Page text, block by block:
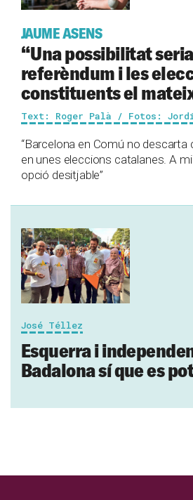
JAUME ASENS
“Una possibilitat
referèndum i les
constituents el
Text: Roger Palà / Fotos:
“Barcelona en Comú no descarta
en unes eleccions catalanes. A
opció desitjable”
José Téllez
Esquerra i
Badalona sí que es